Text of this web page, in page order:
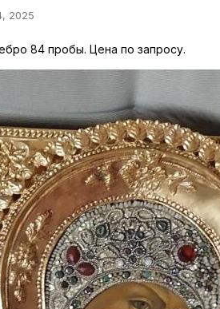
2025
84 пробы. Цена по запросу.